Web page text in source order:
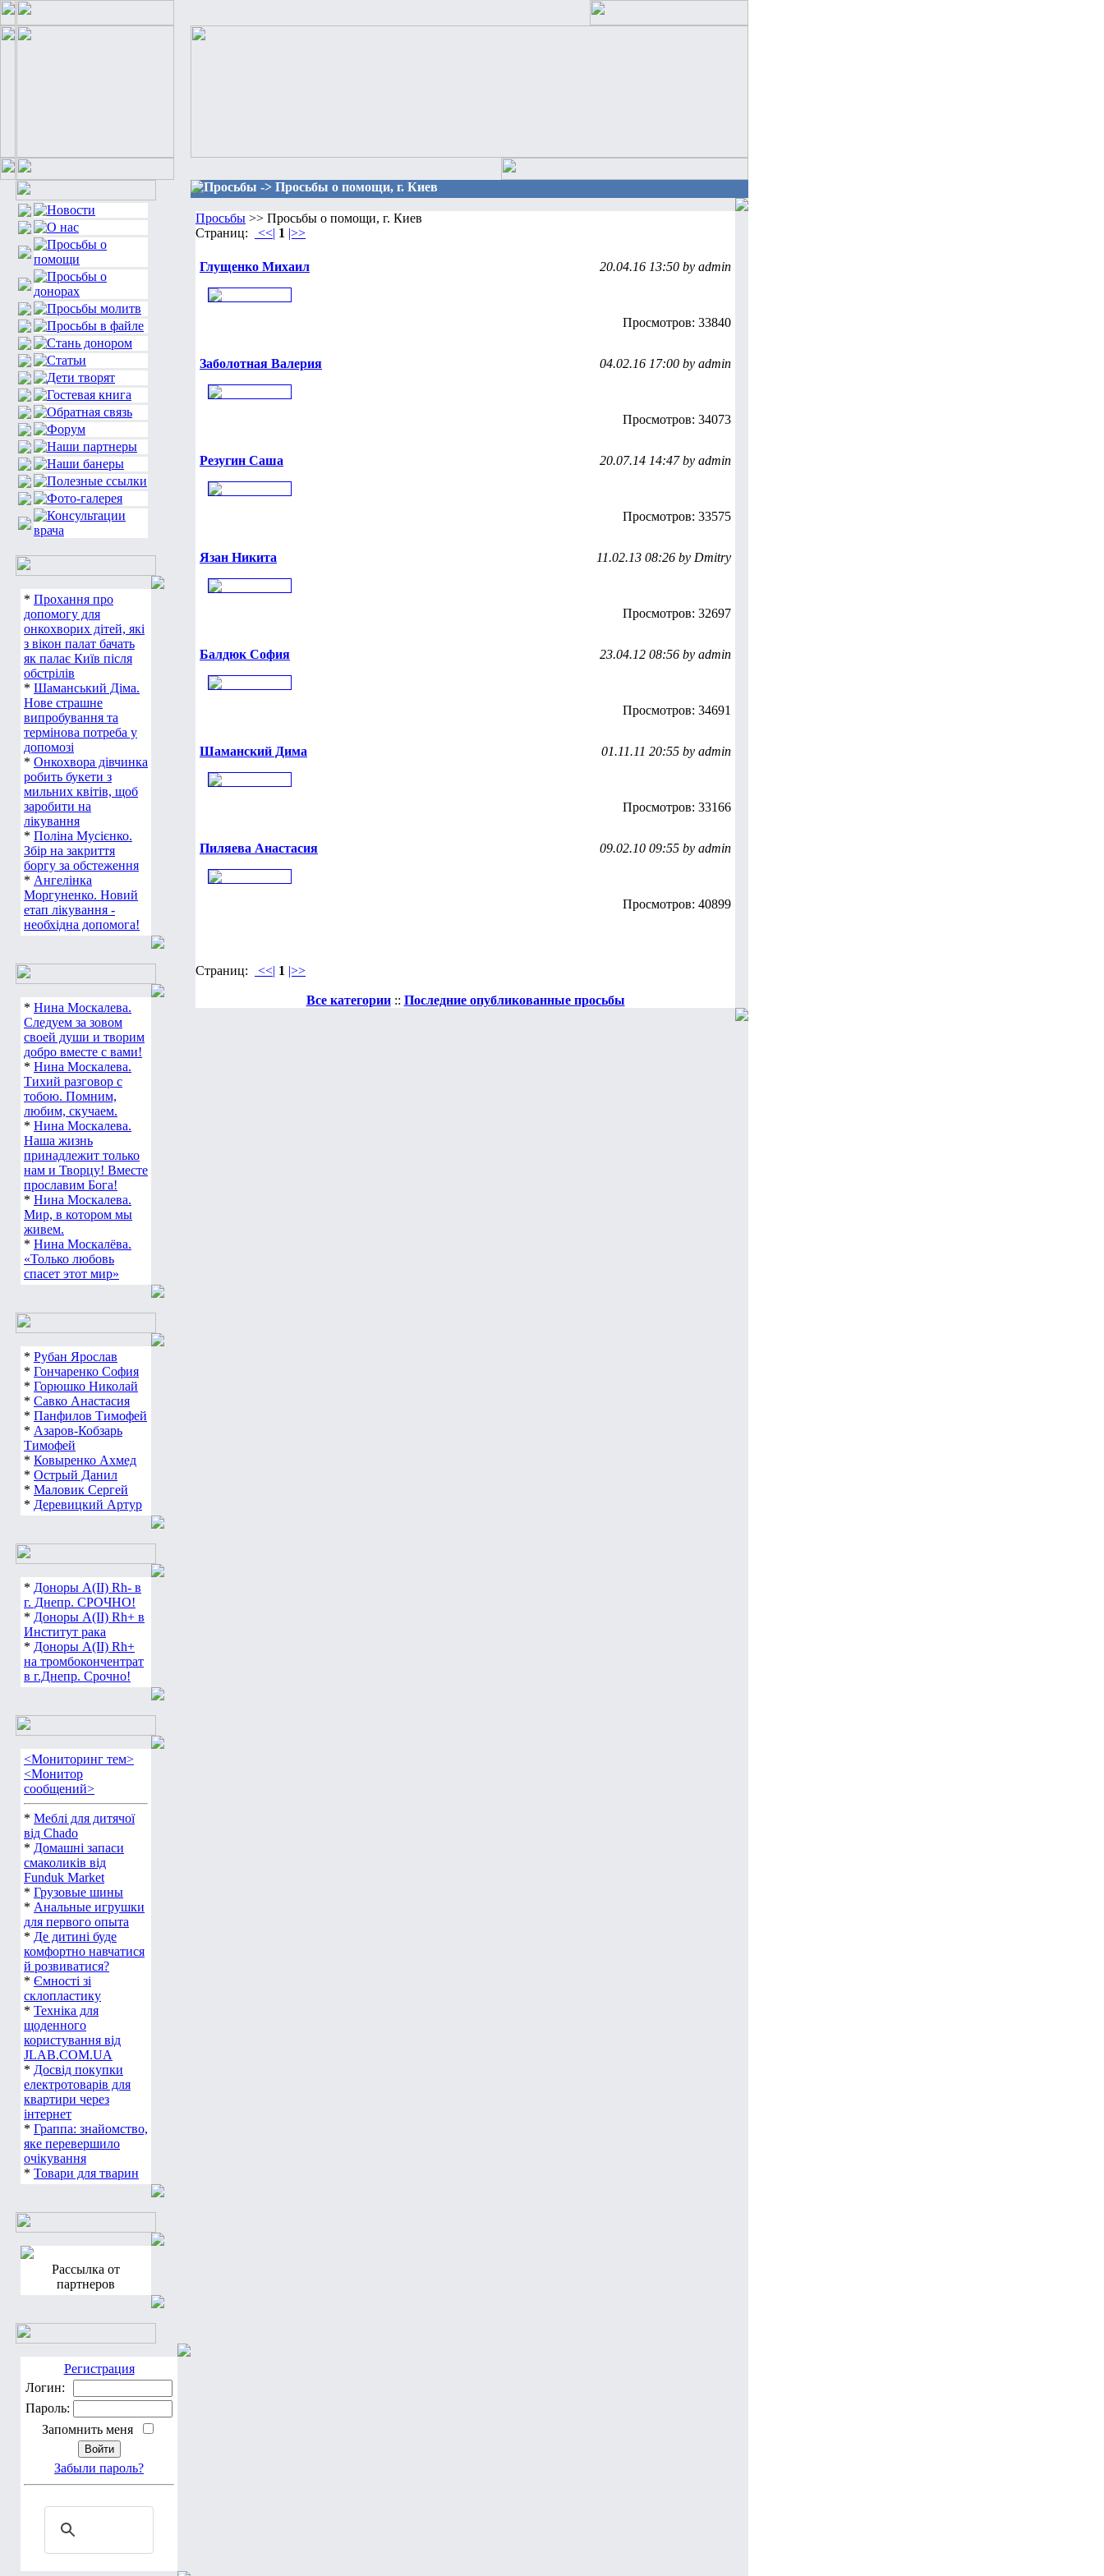
* Прохання про
допомогу для
онкохворих дітей, які
з вікон палат бачать
як палає Київ після
обстрілів
* Шаманський Діма.
Нове страшне
випробування та
термінова потреба у
допомозі
* Онкохвора дівчинка
робить букети з
мильних квітів, щоб
заробити на
лікування
* Поліна Мусієнко.
Збір на закриття
боргу за обстеження
* Ангелінка
Моргуненко. Новий
етап лікування -
необхідна допомога!
* Нина Москалева.
Следуем за зовом
своей души и творим
добро вместе с вами!
* Нина Москалева.
Тихий разговор с
тобою. Помним,
любим, скучаем.
* Нина Москалева.
Наша жизнь
принадлежит только
нам и Творцу! Вместе
прославим Бога!
* Нина Москалева.
Мир, в котором мы
живем.
* Нина Москалёва.
«Только любовь
спасет этот мир»
* Рубан Ярослав
* Гончаренко София
* Горюшко Николай
* Савко Анастасия
* Панфилов Тимофей
* Азаров-Кобзарь
Тимофей
* Ковыренко Ахмед
* Острый Данил
* Маловик Сергей
* Деревицкий Артур
* Доноры А(ІІ) Rh- в
г. Днепр. СРОЧНО!
* Доноры А(ІІ) Rh+ в
Институт рака
* Доноры А(ІІ) Rh+
на тромбокончентрат
в г.Днепр. Срочно!
<Мониторинг тем>
<Монитор
сообщений>
* Меблі для дитячої
від Chado
* Домашні запаси
смаколиків від
Funduk Market
* Грузовые шины
* Анальные игрушки
для первого опыта
* Де дитині буде
комфортно навчатися
й розвиватися?
* Ємності зі
склопластику
* Техніка для
щоденного
користування від
JLAB.COM.UA
* Досвід покупки
електротоварів для
квартири через
інтернет
* Граппа: знайомство,
яке перевершило
очікування
* Товари для тварин
Рассылка от
партнеров
Регистрация
Логин:
Пароль:
Запомнить меня
Забыли пароль?
Просьбы -> Просьбы о помощи, г. Киев
Просьбы >> Просьбы о помощи, г. Киев
Страниц:
<<| 1 |>>
Глущенко Михаил 20.04.16 13:50 by admin
Просмотров: 33840
Заболотная Валерия 04.02.16 17:00 by admin
Просмотров: 34073
Резугин Саша 20.07.14 14:47 by admin
Просмотров: 33575
Язан Никита 11.02.13 08:26 by Dmitry
Просмотров: 32697
Балдюк София 23.04.12 08:56 by admin
Просмотров: 34691
Шаманский Дима 01.11.11 20:55 by admin
Просмотров: 33166
Пиляева Анастасия 09.02.10 09:55 by admin
Просмотров: 40899
Страниц: <<| 1 |>>
Все категории:: Последние опубликованные просьбы